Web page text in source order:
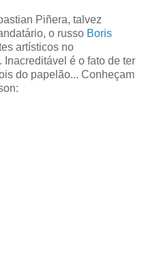
Piñera, talvez
o russo Boris
artísticos no
é o fato de ter
do papelão... Conheçam